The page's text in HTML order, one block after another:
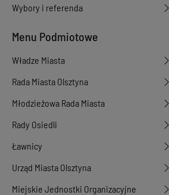
Wybory i referenda
Menu Podmiotowe
Władze Miasta
Rada Miasta Olsztyna
Młodzieżowa Rada Miasta
Rady Osiedli
Ławnicy
Urząd Miasta Olsztyna
Miejskie Jednostki Organizacyjne